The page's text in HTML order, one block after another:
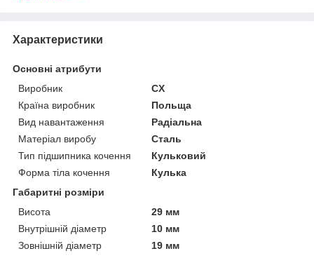
Характеристики
Основні атрибути
Виробник
CX
Країна виробник
Польща
Вид навантаження
Радіальна
Матеріал виробу
Сталь
Тип підшипника кочення
Кульковий
Форма тіла кочення
Кулька
Габаритні розміри
Висота
29 мм
Внутрішній діаметр
10 мм
Зовнішній діаметр
19 мм